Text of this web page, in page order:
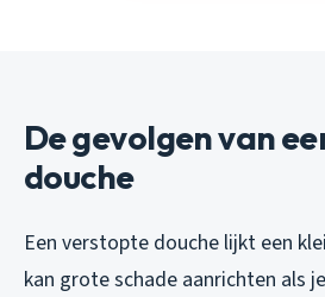
De gevolgen van
douche
Een verstopte douche lijkt een
kan grote schade aanrichten als